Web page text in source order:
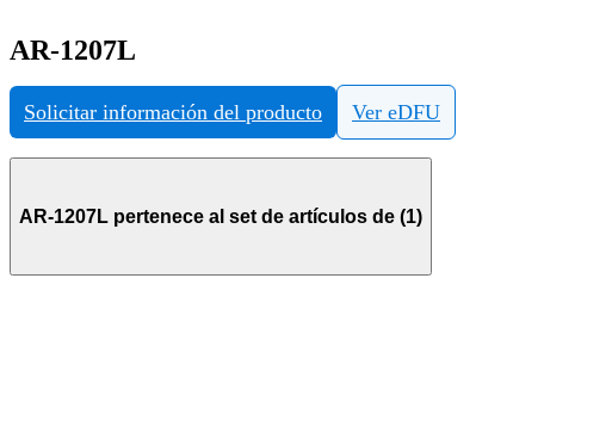
AR-1207L
Solicitar información del producto Ver eDFU
AR-1207L pertenece al set de artículos de (1)